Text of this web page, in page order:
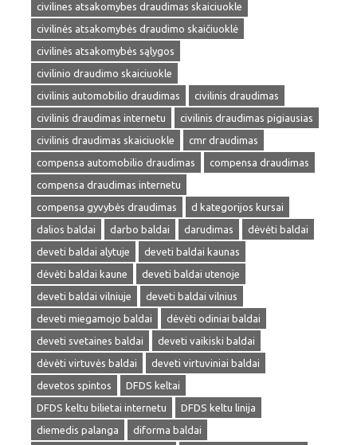
civilines atsakomybes draudimas skaiciuokle
civilinės atsakomybės draudimo skaičiuoklė
civilinės atsakomybės sąlygos
civilinio draudimo skaiciuokle
civilinis automobilio draudimas
civilinis draudimas
civilinis draudimas internetu
civilinis draudimas pigiausias
civilinis draudimas skaiciuokle
cmr draudimas
compensa automobilio draudimas
compensa draudimas
compensa draudimas internetu
compensa gyvybės draudimas
d kategorijos kursai
dalios baldai
darbo baldai darudimas
dėvėti baldai
deveti baldai alytuje
deveti baldai kaunas
dėvėti baldai kaune
deveti baldai utenoje
deveti baldai vilniuje
deveti baldai vilnius
deveti miegamojo baldai
dėvėti odiniai baldai
deveti svetaines baldai
deveti vaikiski baldai
dėvėti virtuvės baldai
deveti virtuviniai baldai
devetos spintos
DFDS keltai
DFDS keltu bilietai internetu
DFDS keltu linija
diemedis palanga
diforma baldai